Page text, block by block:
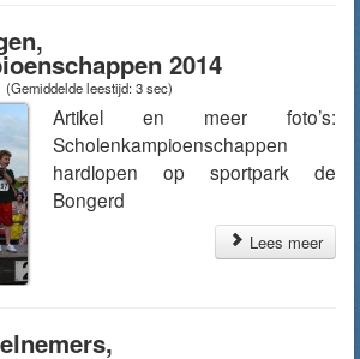
2014
(Gemiddelde leestijd: 3 sec)
Artikel en meer foto’s:
Scholenkampioenschappen
hardlopen op sportpark de
Bongerd
Lees meer